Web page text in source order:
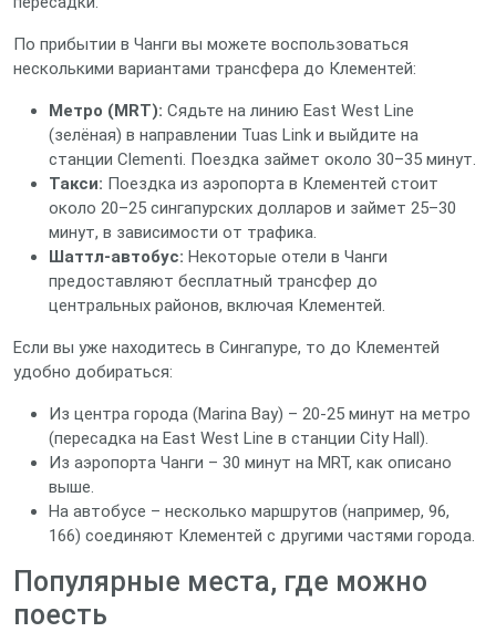
По прибытии в Чанги вы можете воспользоваться
несколькими вариантами трансфера до Клементей:
Метро (MRT): Сядьте на линию East West Line
(зелёная) в направлении Tuas Link и выйдите на
станции Clementi. Поездка займет около 30–35 минут.
Такси: Поездка из аэропорта в Клементей стоит
около 20–25 сингапурских долларов и займет 25–30
минут, в зависимости от трафика.
Шаттл‑автобус: Некоторые отели в Чанги
предоставляют бесплатный трансфер до
центральных районов, включая Клементей.
Если вы уже находитесь в Сингапуре, то до Клементей
удобно добираться:
Из центра города (Marina Bay) – 20‑25 минут на метро
(пересадка на East West Line в станции City Hall).
Из аэропорта Чанги – 30 минут на MRT, как описано
выше.
На автобусе – несколько маршрутов (например, 96,
166) соединяют Клементей с другими частями города.
Популярные места, где можно
поесть